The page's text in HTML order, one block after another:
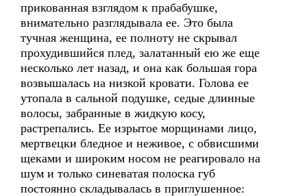
прикованная взглядом к прабабушке,
внимательно разглядывала ее. Это была
тучная женщина, ее полноту не скрывал
прохудившийся плед, залатанный ею же еще
несколько лет назад, и она как большая гора
возвышалась на низкой кровати. Голова ее
утопала в сальной подушке, седые длинные
волосы, забранные в жидкую косу,
растрепались. Ее изрытое морщинами лицо,
мертвецки бледное и неживое, с обвисшими
щеками и широким носом не реагировало на
шум и только синеватая полоска губ
постоянно складывалась в приглушенное: